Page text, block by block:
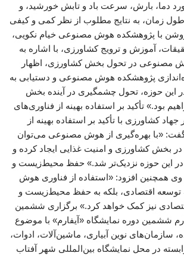
دما، بارش، سرعت باد و تابش خورشید، و
طول زمان، به نتایج مطلوب از نظر کمی و کیفی
روشن با پژوهشکده هوش مصنوعی خیام نکویی،
آموزش و ترویج کشاورزی، با اشاره به
مصنوعی در تحول بخش کشاورزی، اظهار
پژوهشکده هوش مصنوعی و دستیابی به
این حوزه، تحول چشمگیری در آینده بخش
بود.» تأکید بر استفاده بهینه از فناوری‌های
جهاد کشاورزی با تأکید بر استفاده بهینه از
گفت: «با بهره‌گیری از هوش مصنوعی می‌توان
بخش کشاورزی و امنیت غذایی ایجاد کرده و
در این حوزه نزدیک‌تر شد.» حفظ محیط‌زیست و
وی همچنین افزود: «استفاده از فناوری هوش
توسعه اقتصادی، بلکه به حفظ محیط‌زیست و
نیز کمک خواهد کرد.» برگزاری ششمین
ششمین دوره نمایشگاه «آیفارم» با موضوع
سازمان‌های نوین آبیاری، ماشین‌آلات، ادوات،
در محل نمایشگاه بین‌المللی شهر آفتاب